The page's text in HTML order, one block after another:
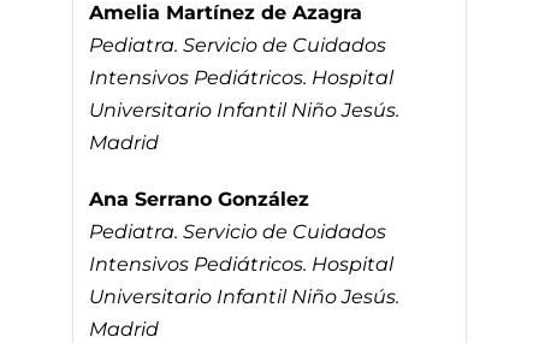
Amelia Martínez de Azagra
Pediatra. Servicio de Cuidados
Intensivos Pediátricos. Hospital
Universitario Infantil Niño Jesús.
Madrid
Ana Serrano González
Pediatra. Servicio de Cuidados
Intensivos Pediátricos. Hospital
Universitario Infantil Niño Jesús.
Madrid